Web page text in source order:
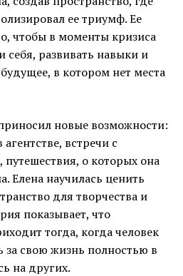
ее триумф. Ее
чтобы в моменты кризиса
себя, развивать навыки и
в котором нет места
новые возможности:
встречи с
о которых она
Елена научилась ценить
для творчества и
показывает, что
тогда, когда человек
за свою жизнь полностью в
на других.